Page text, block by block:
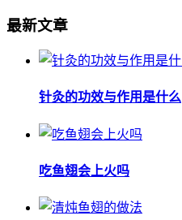
最新文章
针灸的功效与作用是什么
吃鱼翅会上火吗